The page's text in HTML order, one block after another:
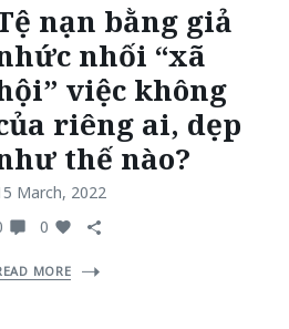
nạn bằng giả
nhối “xã
việc không
riêng ai, dẹp
thế nào?
March, 2022
0
MORE